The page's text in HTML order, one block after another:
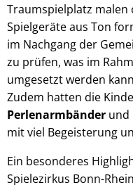
Traumspielplatz malen
Spielgeräte aus Ton
im Nachgang der
zu prüfen, was im
umgesetzt werden
Zudem hatten die
Perlenarmbänder und
mit viel Begeisterung
Ein besonderes
Spielezirkus Bonn-